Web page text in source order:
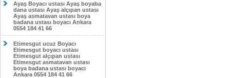
Ayaş Boyacı ustası Ayaş boyaba
dana ustası Ayaş alçıpan ustası
Ayaş asmatavan ustası boya
badana ustası boyacı Ankara
0554 184 41 66
Etimesgut ucuz Boyacı
Etimesgut boyacı ustası
Etimesgut alçıpan ustası
Etimesgut asmatavan ustası
boya badana ustası boyacı
Ankara 0554 184 41 66